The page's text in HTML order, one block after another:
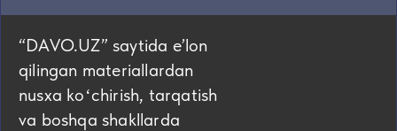
“DAVO.UZ” saytida eʼlon
qilingan materiallardan
nusxa koʻchirish, tarqatish
va boshqa shakllarda